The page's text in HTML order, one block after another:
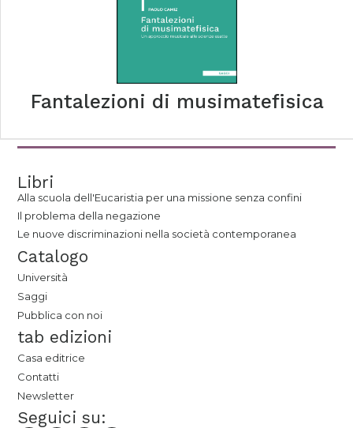
Fantalezioni di musimatefisica
Libri
Alla scuola dell'Eucaristia per una missione senza confini
Il problema della negazione
Le nuove discriminazioni nella società contemporanea
Catalogo
Università
Saggi
Pubblica con noi
tab edizioni
Casa editrice
Contatti
Newsletter
Seguici su: